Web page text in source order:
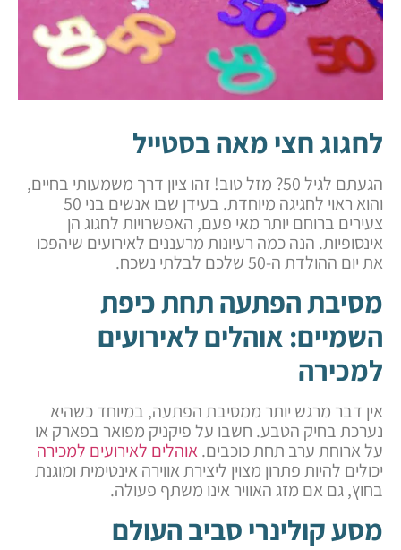
לחגוג חצי מאה בסטייל
הגעתם לגיל 50? מזל טוב! זהו ציון דרך משמעותי בחיים,
והוא ראוי לחגיגה מיוחדת. בעידן שבו אנשים בני 50
צעירים ברוחם יותר מאי פעם, האפשרויות לחגוג הן
אינסופיות. הנה כמה רעיונות מרעננים לאירועים שיהפכו
את יום ההולדת ה-50 שלכם לבלתי נשכח.
מסיבת הפתעה תחת כיפת
השמיים: אוהלים לאירועים
למכירה
אין דבר מרגש יותר ממסיבת הפתעה, במיוחד כשהיא
נערכת בחיק הטבע. חשבו על פיקניק מפואר בפארק או
על ארוחת ערב תחת כוכבים.אוהלים לאירועים למכירה
יכולים להיות פתרון מצוין ליצירת אווירה אינטימית ומוגנת
בחוץ, גם אם מזג האוויר אינו משתף פעולה.
מסע קולינרי סביב העולם